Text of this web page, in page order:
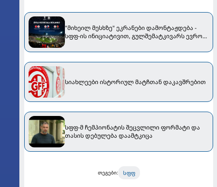
"მიხეილ მესხზე" ეკრანები დამონტაჟდება -
სფფ-ის ინიციატივით, გულშემატკივარს ევრო
მატჩების ხილვა შეეძლება
სიახლეები ისტორიულ მატჩთან დაკავშრებით
სფფ-მ ჩემპიონატის შეცვლილი ფორმატი და
თასის დებულება დაამტკიცა
თეგები: სფფ